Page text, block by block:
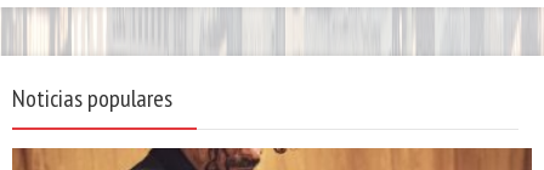
Noticias populares